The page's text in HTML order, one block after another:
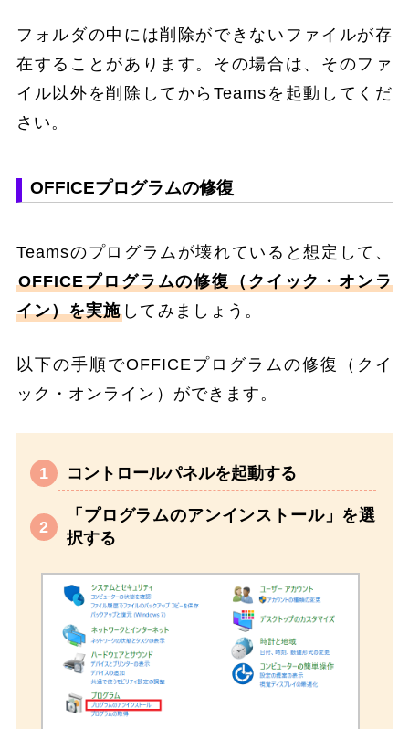
フォルダの中には削除ができないファイルが存
在することがあります。その場合は、そのファ
イル以外を削除してからTeamsを起動してくだ
さい。
OFFICEプログラムの修復
Teamsのプログラムが壊れていると想定して、
OFFICEプログラムの修復（クイック・オンラ
イン）を実施 してみましょう。
以下の手順でOFFICEプログラムの修復（クイ
ック・オンライン）ができます。
コントロールパネルを起動する
「プログラムのアンインストール」を選
択する